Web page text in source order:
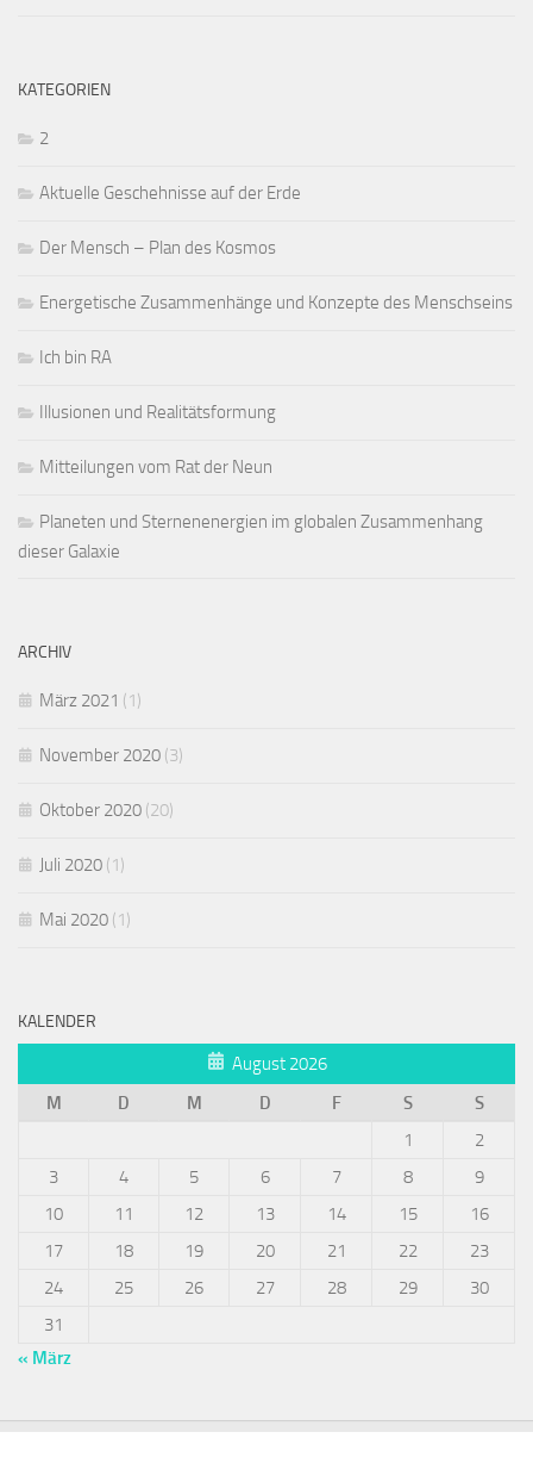
KATEGORIEN
2
Aktuelle Geschehnisse auf der Erde
Der Mensch – Plan des Kosmos
Energetische Zusammenhänge und Konzepte des Menschseins
Ich bin RA
Illusionen und Realitätsformung
Mitteilungen vom Rat der Neun
Planeten und Sternenenergien im globalen Zusammenhang
dieser Galaxie
ARCHIV
März 2021 (1)
November 2020 (3)
Oktober 2020 (20)
Juli 2020 (1)
Mai 2020 (1)
KALENDER
August 2026
M
D M D F S
S
1
2
3
4 5 6 7 8
9
10
11 12 13 14 15
16
17
18 19 20 21 22
23
24
25 26 27 28 29
30
31
« März